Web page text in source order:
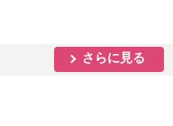
さらに見る